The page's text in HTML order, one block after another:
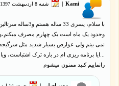
Kami شنبه 8 ارديبهشت 1397
وحدود یک ماه است یک چهارم مصرف
نمی بینم ولی عوارض بسیار شدید مثل
...ایا برنامه ریزی ام در باره ترک اشتباست،
رانماییم کنید ممنون میشوم